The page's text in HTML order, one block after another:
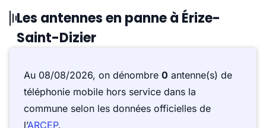
Les antennes en panne à Érize-
Saint-Dizier
Au 08/08/2026, on dénombre 0 antenne(s) de
téléphonie mobile hors service dans la
commune selon les données officielles de
l’ARCEP.